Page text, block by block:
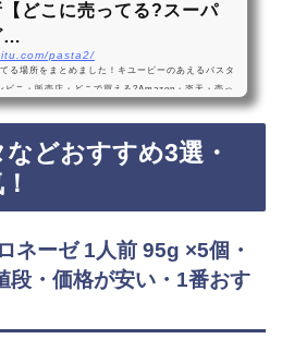
【どこに売ってる?スーパ
…
pasta2/
る場所をまとめました！キユーピーのあえるパスタ
ビニ・販売店・どこで買える?Amazon・楽天・売っ
は、スーパーやコンビニに売っています！店舗によ
や楽天でもキユーピーのあえるパスタソースがお得
パスタソースおすすめランキング3選・口コミでも
6種 値段、価格が安い・コスパ良し『キユーピー …
どおすすめ3選・
ネーゼ 1人前 95g ×5個・
段・価格が安い・1番おす